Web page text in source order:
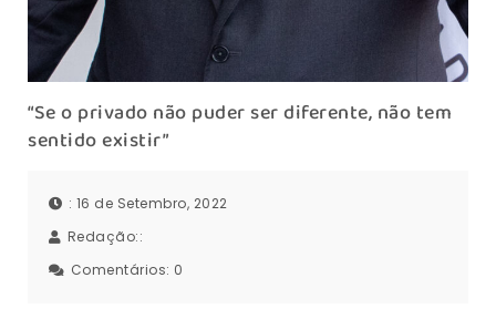
“Se o privado não puder ser diferente, não tem
sentido existir”
: 16 de Setembro, 2022
Redação::
Comentários: 0